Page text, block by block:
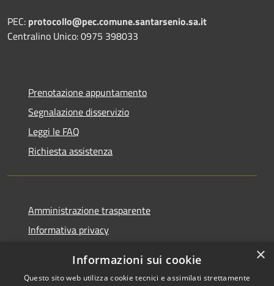
PEC: protocollo@pec.comune.santarsenio.sa.it
Centralino Unico: 0975 398033
Prenotazione appuntamento
Segnalazione disservizio
Leggi le FAQ
Richiesta assistenza
Amministrazione trasparente
Informativa privacy
Dichiarazione di accessibilità
×
Informazioni sui cookie
Questo sito web utilizza cookie tecnici e assimilati strettamente